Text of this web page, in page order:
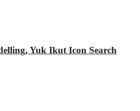
Yuk Ikut Icon Search